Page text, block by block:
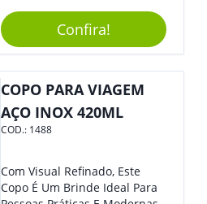
Anotações Com Post-It E
Caneta. Elaborado A Partir De
Material Reciclado, O Brinde
Também É Prático, Tornando-
Se Assim Excelente Para Uso
Cotidiano. Perfeito, Não É?!
Confira!
COPO PARA VIAGEM
AÇO INOX 420ML
COD.: 1488
Com Visual Refinado, Este
Copo É Um Brinde Ideal Para